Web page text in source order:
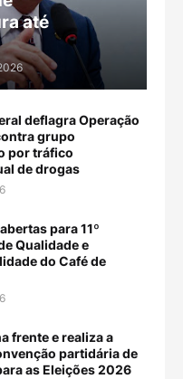
até
deflagra Operação
grupo
por tráfico
de drogas
para 11º
Qualidade e
do Café de
frente e realiza a
partidária de
as Eleições 2026